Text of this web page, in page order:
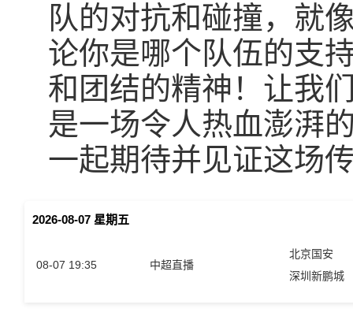
队的对抗和碰撞，就
论你是哪个队伍的支
和团结的精神！让我
是一场令人热血澎湃
一起期待并见证这场
2026-08-07 星期五
08-07 19:35 中超直播
北京国安
深圳新鹏城